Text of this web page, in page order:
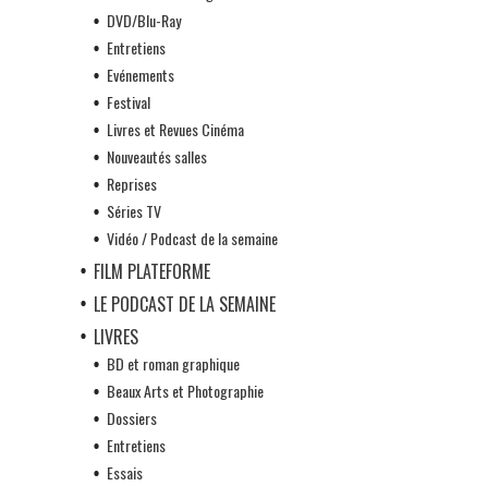
DVD/Blu-Ray
Entretiens
Evénements
Festival
Livres et Revues Cinéma
Nouveautés salles
Reprises
Séries TV
Vidéo / Podcast de la semaine
FILM PLATEFORME
LE PODCAST DE LA SEMAINE
LIVRES
BD et roman graphique
Beaux Arts et Photographie
Dossiers
Entretiens
Essais